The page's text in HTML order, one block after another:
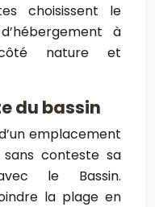
choisissent le
à
nature et
du bassin
emplacement
conteste sa
le Bassin.
la plage en